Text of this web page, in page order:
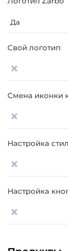
Да
Свой логотип
Смена иконки
Настройка
Настройка